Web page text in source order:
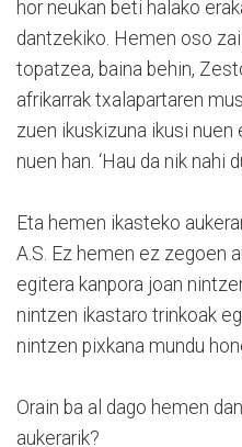
hor neukan beti halako
dantzekiko. Hemen oso
topatzea, baina behin,
afrikarrak txalapartaren
zuen ikuskizuna ikusi
nuen han. ‘Hau da nik nahi
Eta hemen ikasteko
A.S. Ez hemen ez zegoen
egitera kanpora joan
nintzen ikastaro trinkoak
nintzen pixkana mundu
Orain ba al dago hemen
aukerarik?